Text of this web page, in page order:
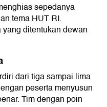
sepedanya
tema HUT RI.
ditentukan dewan
dari tiga sampai lima
peserta menyusun
Tim dengan poin